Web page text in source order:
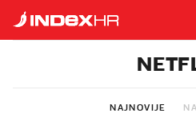
NAJNOVIJE